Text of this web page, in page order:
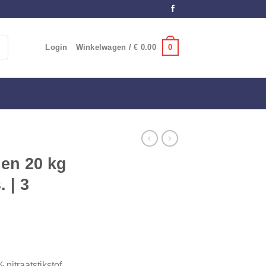
Login Winkelwagen /€ 0.00 0
20 kg
| 3